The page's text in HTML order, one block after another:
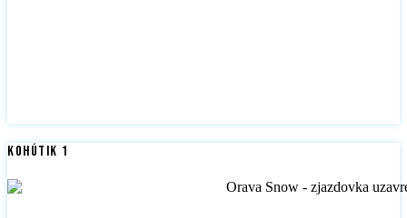
Kohútik 1